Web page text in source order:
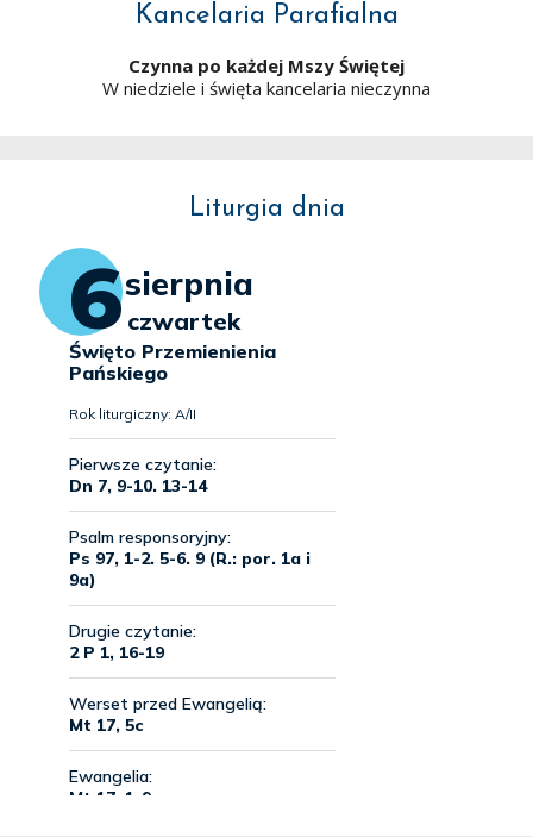
Kancelaria Parafialna
Czynna po każdej Mszy Świętej
W niedziele i święta kancelaria nieczynna
Liturgia dnia